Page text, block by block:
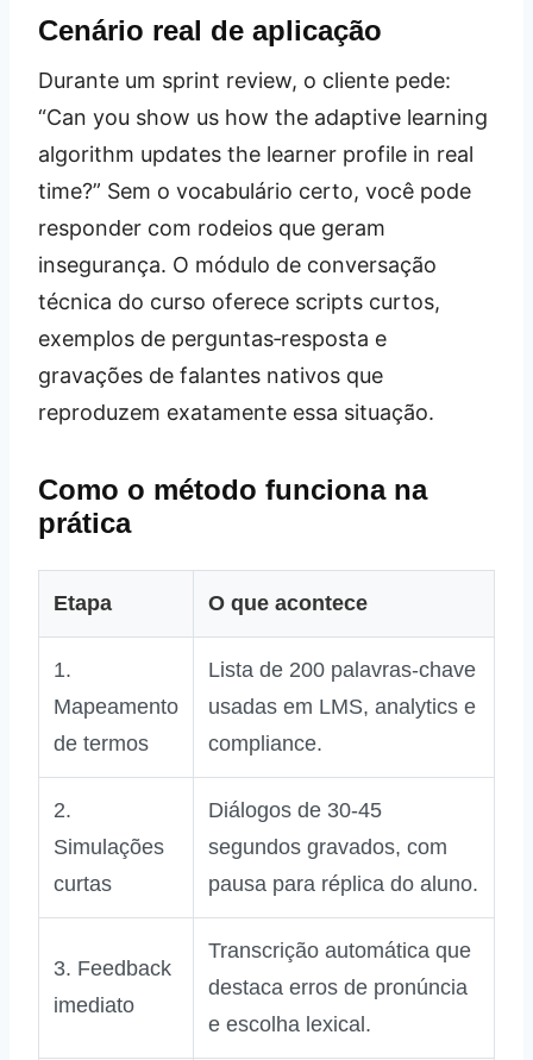
Cenário real de aplicação
Durante um sprint review, o cliente pede:
“Can you show us how the adaptive learning
algorithm updates the learner profile in real
time?” Sem o vocabulário certo, você pode
responder com rodeios que geram
insegurança. O módulo de conversação
técnica do curso oferece scripts curtos,
exemplos de perguntas‑resposta e
gravações de falantes nativos que
reproduzem exatamente essa situação.
Como o método funciona na
prática
Etapa O que acontece
1.
Mapeamento
de termos
Lista de 200 palavras-chave
usadas em LMS, analytics e
compliance.
2.
Simulações
curtas
Diálogos de 30‑45
segundos gravados, com
pausa para réplica do aluno.
3. Feedback
imediato
Transcrição automática que
destaca erros de pronúncia
e escolha lexical.